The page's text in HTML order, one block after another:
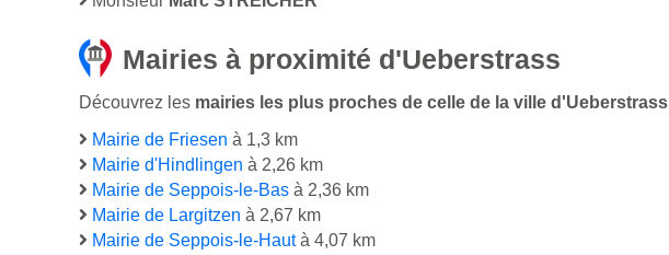
Mairies à proximité d'Ueberstrass
Découvrez les mairies les plus proches de celle de la ville d'Ueberstrass
Mairie de Friesen à 1,3 km
Mairie d'Hindlingen à 2,26 km
Mairie de Seppois-le-Bas à 2,36 km
Mairie de Largitzen à 2,67 km
Mairie de Seppois-le-Hautà 4,07 km